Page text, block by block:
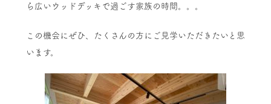
ら広いウッドデッキで過ごす家族の時間。。。
この機会にぜひ、たくさんの方にご見学いただきたいと思
います。